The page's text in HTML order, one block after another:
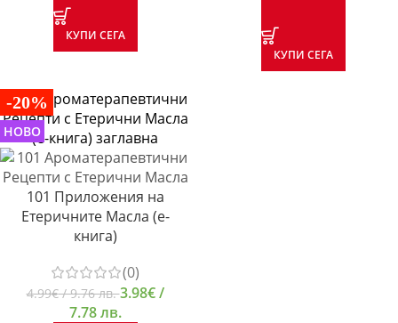
КУПИ СЕГА
КУПИ СЕГА
-20%
НОВО
101 Приложения на
Етеричните Масла (е-
книга)
(0)
4.99€/ 9.76 лв.3.98€/
7.78 лв.